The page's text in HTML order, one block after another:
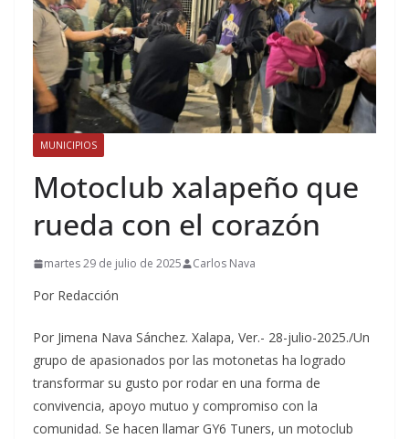
MUNICIPIOS
Motoclub xalapeño que
rueda con el corazón
martes 29 de julio de 2025 Carlos Nava
Por Redacción
Por Jimena Nava Sánchez. Xalapa, Ver.- 28-julio-2025./Un
grupo de apasionados por las motonetas ha logrado
transformar su gusto por rodar en una forma de
convivencia, apoyo mutuo y compromiso con la
comunidad. Se hacen llamar GY6 Tuners, un motoclub